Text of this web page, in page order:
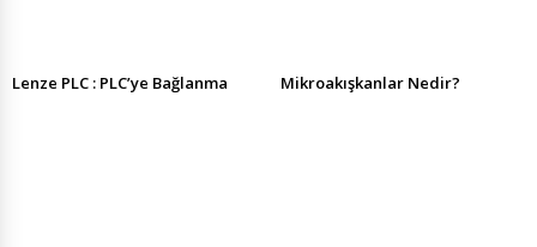
Lenze PLC : PLC’ye Bağlanma Mikroakışkanlar Nedir?